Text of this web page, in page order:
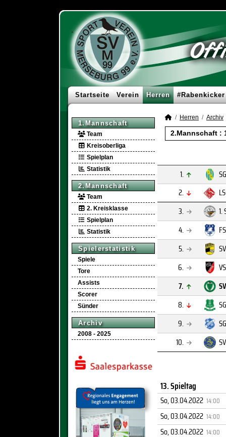
Startseite Verein Herren #Rabenkicker
1.Mannschaft
Team
Kreisoberliga
Spielplan
Statistik
2.Mannschaft
Team
2. Kreisklasse
Spielplan
Statistik
Spielerstatistik
Spiele
Tore
Assists
Scorer
Sünder
Archiv
2008 - 2025
Herren Archiv
2.Mannschaft :
1.
2.
3.
4.
5.
6.
7.
8.
9.
10.
13. Spieltag
So, 03.04.2022 14:00
So, 03.04.2022 14:00
So, 03.04.2022 14:00